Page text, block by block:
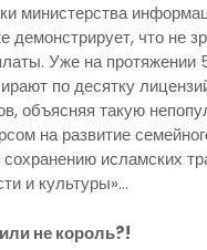
министерства
демонстрирует, что не
Уже на протяжении
по десятку
объясняя такую
на развитие
исламских
и культуры»…
не король?!